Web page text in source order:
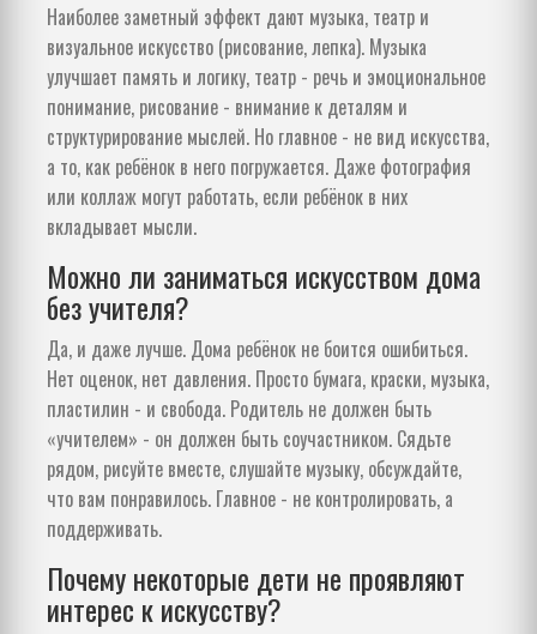
Наиболее заметный эффект дают музыка, театр и
визуальное искусство (рисование, лепка). Музыка
улучшает память и логику, театр - речь и эмоциональное
понимание, рисование - внимание к деталям и
структурирование мыслей. Но главное - не вид искусства,
а то, как ребёнок в него погружается. Даже фотография
или коллаж могут работать, если ребёнок в них
вкладывает мысли.
Можно ли заниматься искусством дома
без учителя?
Да, и даже лучше. Дома ребёнок не боится ошибиться.
Нет оценок, нет давления. Просто бумага, краски, музыка,
пластилин - и свобода. Родитель не должен быть
«учителем» - он должен быть соучастником. Сядьте
рядом, рисуйте вместе, слушайте музыку, обсуждайте,
что вам понравилось. Главное - не контролировать, а
поддерживать.
Почему некоторые дети не проявляют
интерес к искусству?